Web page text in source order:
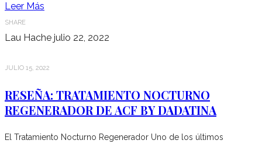
Leer Más
SHARE
Lau Hache julio 22, 2022
JULIO 15, 2022
RESEÑA: TRATAMIENTO NOCTURNO
REGENERADOR DE ACF BY DADATINA
El Tratamiento Nocturno Regenerador Uno de los últimos